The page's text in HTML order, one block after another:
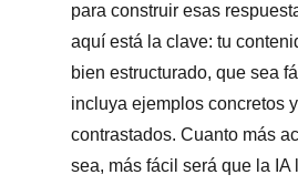
para construir esas
aquí está la clave: tu
bien estructurado, que sea
incluya ejemplos concretos
contrastados. Cuanto más
sea, más fácil será que la IA